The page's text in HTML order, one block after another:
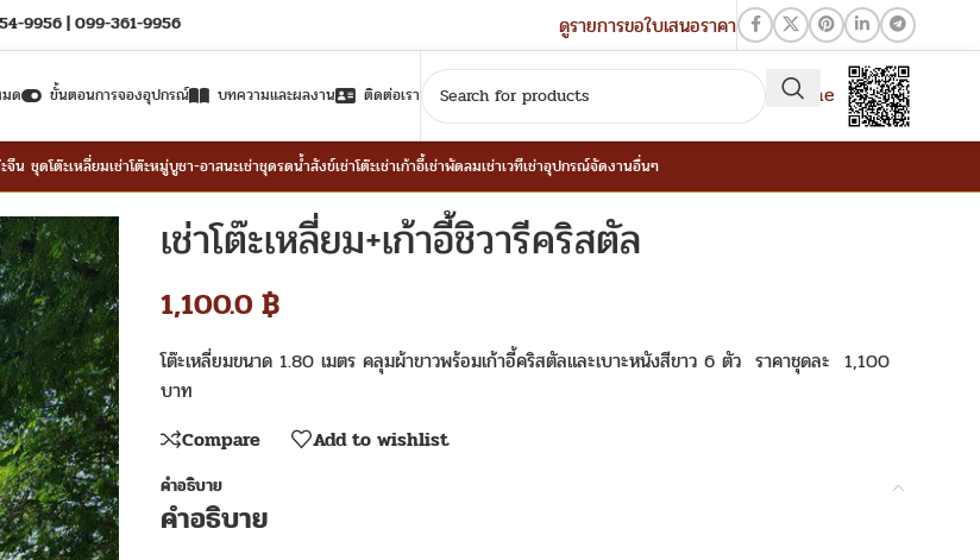
9956 | 099-361-9956 ดูรายการขอใบเสนอราคา
ด ขั้นตอนการจองอุปกรณ์ บทความและผลงาน ติดต่อเรา QR-Line
จีน ชุดโต๊ะเหลี่ยมเช่าโต๊ะหมู่บูชา-อาสนะเช่าชุดรดน้ำสังข์เช่าโต๊ะเช่าเก้าอี้เช่าพัดลมเช่าเวทีเช่าอุปกรณ์จัดงานอื่นๆ
เช่าโต๊ะเหลี่ยม+เก้าอี้ชิวารีคริสตัล
1,100.0 ฿
โต๊ะเหลี่ยมขนาด 1.80 เมตร คลุมผ้าขาวพร้อมเก้าอี้คริสตัลและเบาะหนังสีขาว 6 ตัว ราคาชุดละ 1,100
บาท
Compare
Add to wishlist
คำอธิบาย
คำอธิบาย